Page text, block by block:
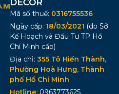
DECOR
Mã số thuế: 0316755536
Ngày cấp: 18/03/2021 (do Sở
Kế Hoạch và Đầu Tư TP Hồ
Chí Minh cấp)
Địa chỉ: 355 Tô Hiến Thành,
Phường Hoà Hưng, Thành
phố Hồ Chí Minh
Hotline: 0963773625